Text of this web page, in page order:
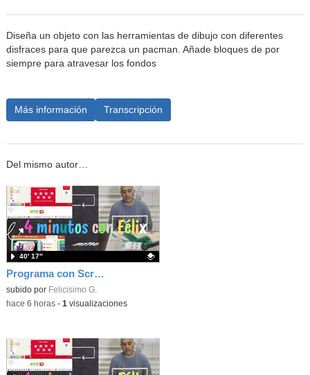
Diseña un objeto con las herramientas de dibujo con diferentes
disfraces para que parezca un pacman. Añade bloques de por
siempre para atravesar los fondos
Más información Transcripción
Del mismo autor…
Programa con Scratch, 8 diferentes juegos para vivir la emoción de los partidos de España en el mundial 2026
Contenido educativo.
subido por Felicisimo G.
40′ 17″
-hace 6 horas- 1 visualizaciones